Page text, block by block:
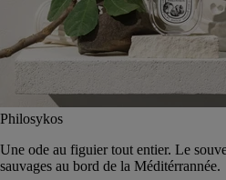
Philosykos
Une ode au figuier tout entier. Le
sauvages au bord de la Méditérrannée.